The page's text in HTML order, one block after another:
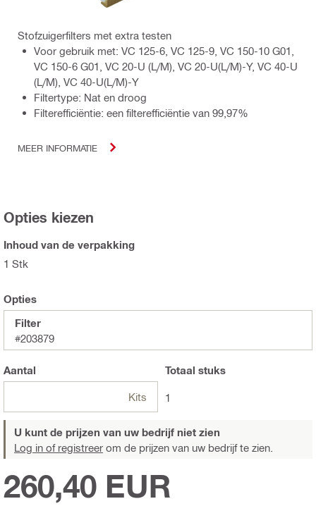
Stofzuigerfilters met extra testen
Voor gebruik met: VC 125-6, VC 125-9, VC 150-10 G01,
VC 150-6 G01, VC 20-U (L/M), VC 20-U(L/M)-Y, VC 40-U
(L/M), VC 40-U(L/M)-Y
Filtertype: Nat en droog
Filterefficiëntie: een filterefficiëntie van 99,97%
MEER INFORMATIE
Opties kiezen
Inhoud van de verpakking
1 Stk
Opties
Filter
#203879
Aantal
Kits
Totaal stuks
1
U kunt de prijzen van uw bedrijf niet zien
Log in of registreer om de prijzen van uw bedrijf te zien.
260,40 EUR